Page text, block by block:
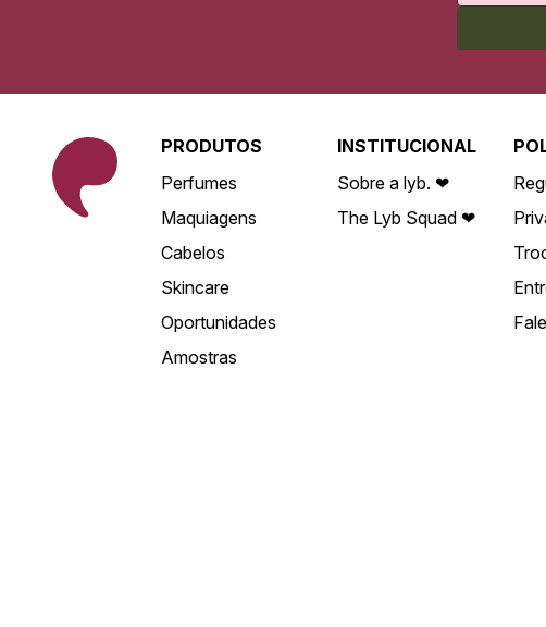
PRODUTOS
Perfumes
Maquiagens
Cabelos
Skincare
Oportunidades
Amostras
INSTITUCIONAL
Sobre a lyb. ❤
The Lyb Squad ❤